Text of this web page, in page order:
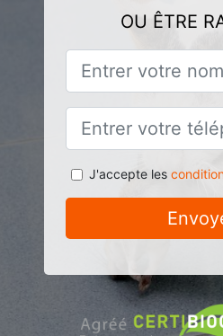
OU ÊTRE
J'accepte les